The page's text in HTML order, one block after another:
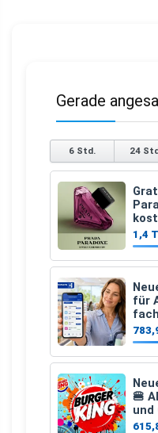
Gerade
6 Std. 24
1,4
für
den
€
🍔
und